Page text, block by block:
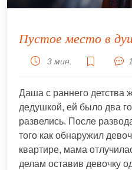
Пустое место в
3 мин. 1
Даша с раннего детства
дедушкой, ей было два
развелись. После
того как обнаружил
квартире, мама
делам оставив девочку